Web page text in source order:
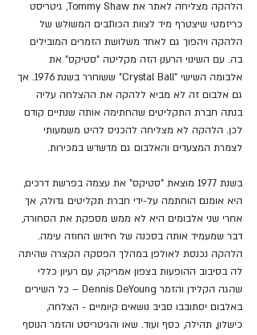
הלהקה מצליחה לאתר את Tommy Shaw, גיטריסט
כריזמטי שיצטרף מיד לצוות הכותבים המשולש של
הלהקה ויהפוך גם לאחד משלושת הזמרים המובילים
בה. עם השינוי הרענן הזה מקליטה "סטיקס" את
אלבומה השישי "Crystal Ball" ששוחרר בשנת 1976. אך
גם אלבום זה לא מביא ללהקה את ההצלחה עליה
בנתה חברת התקליטים שהחתימה אותה שנתיים קודם
לכן. הלהקה לא מצליחה להכניס להיט משמעותי
לצמרת המצעדים והאלבום גם מדשדש במכירות.
בשנת 1977 מוצאת "סטיקס" את עצמה בפרשת דרכים,
היא אומנם הוחתמה על-ידי חברת תקליטים גדולה, אך
אחרי שני אלבומים היא לא ממש מספקת את הסחורה,
דבר שמעמיד אותה בסכנה של חידוש החוזה עימה.
הלהקה נכנסת לאולפן במהלך הפסקה הקצרה שהיתה
לה בסיבוב ההופעות בצפון אמריקה, עם רעיון כללי
שהגה הקלידן והזמר Dennis DeYoung – כל השירים
באלבום יסתובבו סביב נושאים קיומיים - הצלחה,
כישלון, תהילה, כסף ועוד. שאו והגיטריסט והזמר הנוסף